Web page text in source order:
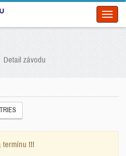
Detail závodu
termínu !!!